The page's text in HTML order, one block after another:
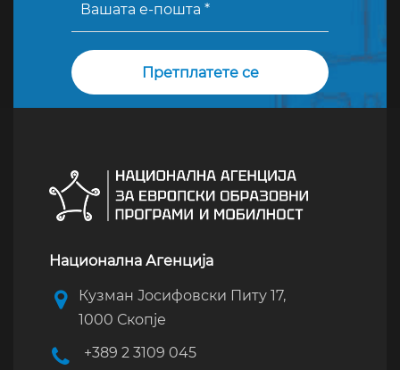
Национална Агенција
Кузман Јосифовски Питу 17,
1000 Скопје
+389 2 3109 045